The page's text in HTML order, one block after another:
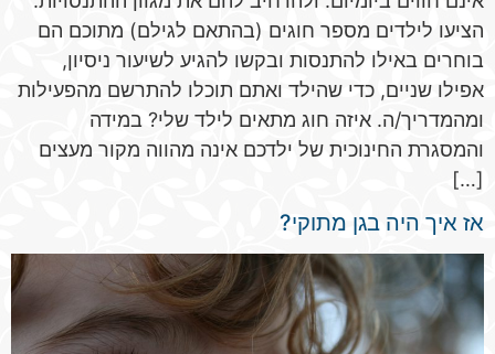
הציעו לילדים מספר חוגים (בהתאם לגילם) מתוכם הם
בוחרים באילו להתנסות ובקשו להגיע לשיעור ניסיון,
אפילו שניים, כדי שהילד ואתם תוכלו להתרשם מהפעילות
ומהמדריך/ה. איזה חוג מתאים לילד שלי? במידה
והמסגרת החינוכית של ילדכם אינה מהווה מקור מעצים
[…]
אז איך היה בגן מתוקי?